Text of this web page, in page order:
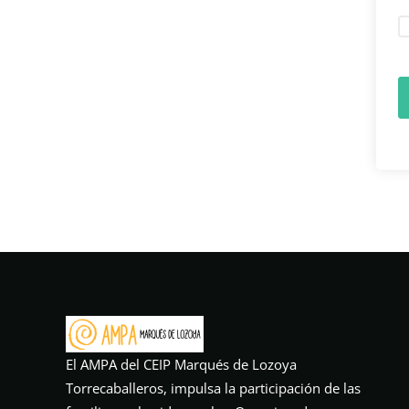
El AMPA del CEIP Marqués de Lozoya
Torrecaballeros, impulsa la participación de las